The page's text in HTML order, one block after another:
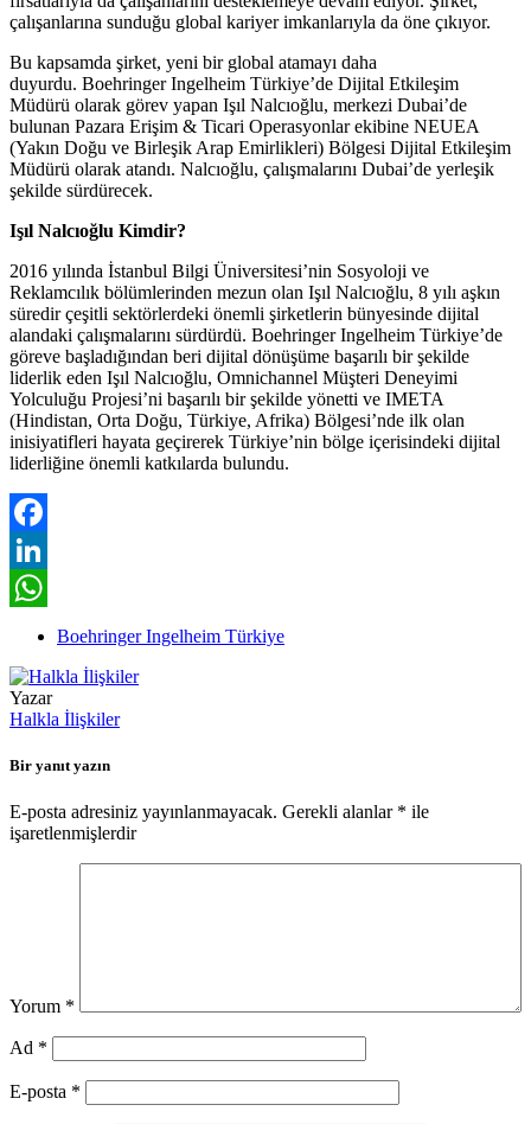
çalışanlarına sunduğu global kariyer imkanlarıyla da öne çıkıyor.
Bu kapsamda şirket, yeni bir global atamayı daha
duyurdu. Boehringer Ingelheim Türkiye’de Dijital Etkileşim
Müdürü olarak görev yapan Işıl Nalcıoğlu, merkezi Dubai’de
bulunan Pazara Erişim & Ticari Operasyonlar ekibine NEUEA
(Yakın Doğu ve Birleşik Arap Emirlikleri) Bölgesi Dijital Etkileşim
Müdürü olarak atandı. Nalcıoğlu, çalışmalarını Dubai’de yerleşik
şekilde sürdürecek.
Işıl Nalcıoğlu Kimdir?
2016 yılında İstanbul Bilgi Üniversitesi’nin Sosyoloji ve
Reklamcılık bölümlerinden mezun olan Işıl Nalcıoğlu, 8 yılı aşkın
süredir çeşitli sektörlerdeki önemli şirketlerin bünyesinde dijital
alandaki çalışmalarını sürdürdü. Boehringer Ingelheim Türkiye’de
göreve başladığından beri dijital dönüşüme başarılı bir şekilde
liderlik eden Işıl Nalcıoğlu, Omnichannel Müşteri Deneyimi
Yolculuğu Projesi’ni başarılı bir şekilde yönetti ve IMETA
(Hindistan, Orta Doğu, Türkiye, Afrika) Bölgesi’nde ilk olan
inisiyatifleri hayata geçirerek Türkiye’nin bölge içerisindeki dijital
liderliğine önemli katkılarda bulundu.
Facebook
LinkedIn
WhatsApp
Boehringer Ingelheim Türkiye
Yazar
Halkla İlişkiler
Bir yanıt yazın
E-posta adresiniz yayınlanmayacak. Gerekli alanlar * ile
işaretlenmişlerdir
Yorum *
Ad *
E-posta *